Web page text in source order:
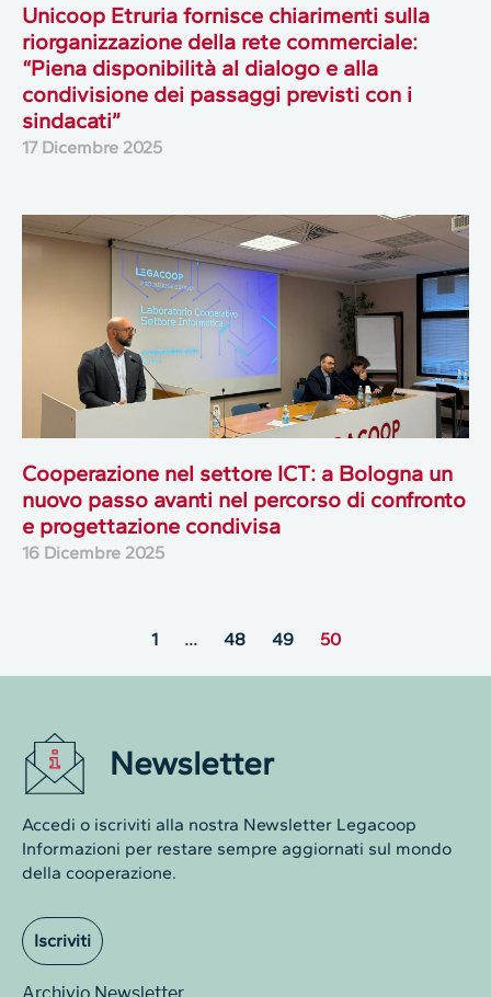
Unicoop Etruria fornisce chiarimenti sulla
riorganizzazione della rete commerciale:
“Piena disponibilità al dialogo e alla
condivisione dei passaggi previsti con i
sindacati”
17 Dicembre 2025
Cooperazione nel settore ICT: a Bologna un
nuovo passo avanti nel percorso di confronto
e progettazione condivisa
16 Dicembre 2025
1 … 48 49 50
Newsletter
Accedi o iscriviti alla nostra Newsletter Legacoop
Informazioni per restare sempre aggiornati sul mondo
della cooperazione.
Iscriviti